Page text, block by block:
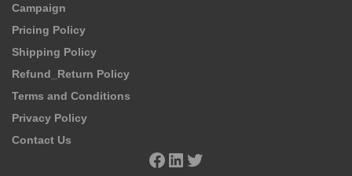
Campaign
Pricing Policy
Shipping Policy
Refund_Return Policy
Terms and Conditions
Privacy Policy
Contact Us